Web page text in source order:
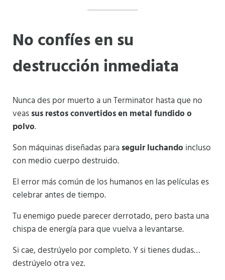
No confíes en su
destrucción inmediata
Nunca des por muerto a un Terminator hasta que no
veassus restos convertidos en metal fundido o
polvo.
Son máquinas diseñadas paraseguir luchando incluso
con medio cuerpo destruido.
El error más común de los humanos en las películas es
celebrar antes de tiempo.
Tu enemigo puede parecer derrotado, pero basta una
chispa de energía para que vuelva a levantarse.
Si cae, destrúyelo por completo. Y si tienes dudas…
destrúyelo otra vez.